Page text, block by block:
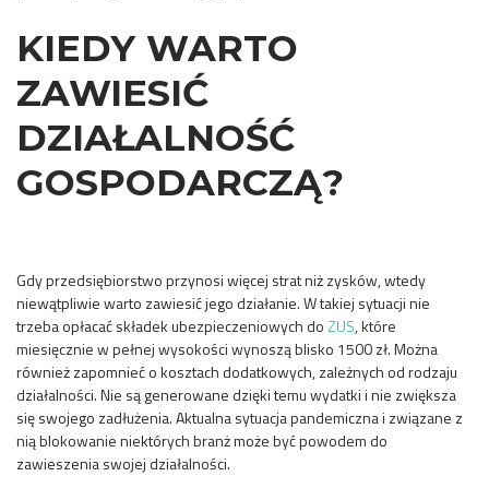
KIEDY WARTO
ZAWIESIĆ
DZIAŁALNOŚĆ
GOSPODARCZĄ?
Gdy przedsiębiorstwo przynosi więcej strat niż zysków, wtedy
niewątpliwie warto zawiesić jego działanie. W takiej sytuacji nie
trzeba opłacać składek ubezpieczeniowych doZUS, które
miesięcznie w pełnej wysokości wynoszą blisko 1500 zł. Można
również zapomnieć o kosztach dodatkowych, zależnych od rodzaju
działalności. Nie są generowane dzięki temu wydatki i nie zwiększa
się swojego zadłużenia. Aktualna sytuacja pandemiczna i związane z
nią blokowanie niektórych branż może być powodem do
zawieszenia swojej działalności.